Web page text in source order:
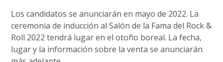
Los candidatos se anunciarán en mayo de 2022. La
ceremonia de inducción al Salón de la Fama del Rock &
Roll 2022 tendrá lugar en el otoño boreal. La fecha,
lugar y la información sobre la venta se anunciarán